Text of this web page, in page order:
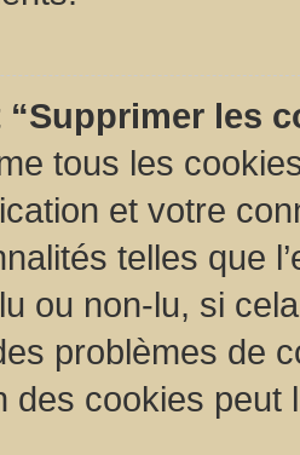
les
tous les
et votre
telles que
ou non-lu, si
problèmes de
des cookies peut